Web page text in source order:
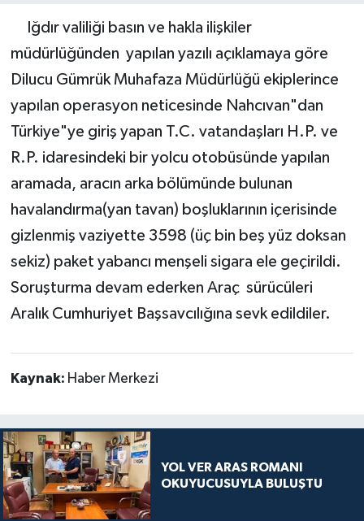
Iğdır valiliği basın ve hakla ilişkiler
müdürlüğünden yapılan yazılı açıklamaya göre
Dilucu Gümrük Muhafaza Müdürlüğü ekiplerince
yapılan operasyon neticesinde Nahcıvan"dan
Türkiye"ye giriş yapan T.C. vatandaşları H.P. ve
R.P. idaresindeki bir yolcu otobüsünde yapılan
aramada, aracın arka bölümünde bulunan
havalandırma(yan tavan) boşluklarının içerisinde
gizlenmiş vaziyette 3598 (üç bin beş yüz doksan
sekiz) paket yabancı menşeli sigara ele geçirildi.
Soruşturma devam ederken Araç sürücüleri
Aralık Cumhuriyet Başsavcılığına sevk edildiler.
Kaynak: Haber Merkezi
YOL VER ARAS ROMANI
OKUYUCUSUYLA BULUŞTU